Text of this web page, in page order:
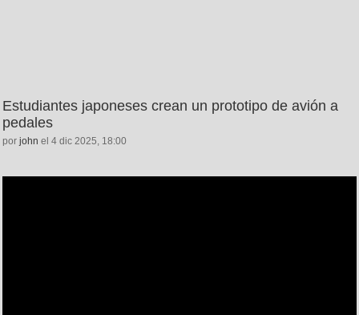
Estudiantes japoneses crean un prototipo de avión a
pedales
por john el 4 dic 2025, 18:00